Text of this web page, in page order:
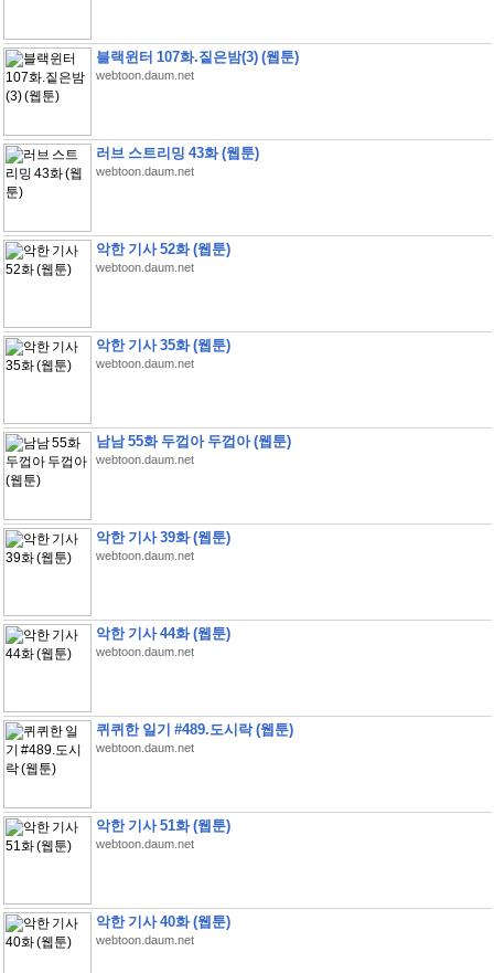
블랙윈터 107화.짙은밤(3) (웹툰)
webtoon.daum.net
러브 스트리밍 43화 (웹툰)
webtoon.daum.net
악한 기사 52화 (웹툰)
webtoon.daum.net
악한 기사 35화 (웹툰)
webtoon.daum.net
남남 55화 두껍아 두껍아 (웹툰)
webtoon.daum.net
악한 기사 39화 (웹툰)
webtoon.daum.net
악한 기사 44화 (웹툰)
webtoon.daum.net
퀴퀴한 일기 #489.도시락 (웹툰)
webtoon.daum.net
악한 기사 51화 (웹툰)
webtoon.daum.net
악한 기사 40화 (웹툰)
webtoon.daum.net